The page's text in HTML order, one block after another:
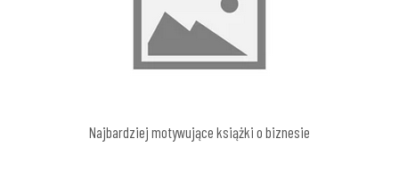
Najbardziej motywujące książki o biznesie